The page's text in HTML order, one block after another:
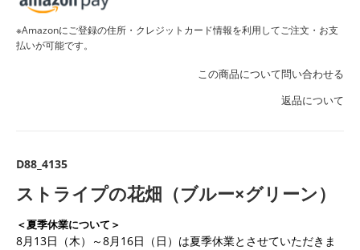
※Amazonにご登録の住所・クレジットカード情報を利用してご注文・お支
払いが可能です。
この商品について問い合わせる
返品について
D88_4135
ストライプの花畑（ブルー×グリーン）
＜夏季休業について＞
8月13日（木）～8月16日（日）は夏季休業とさせていただきま